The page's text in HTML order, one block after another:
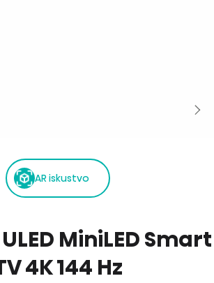
AR iskustvo
ULED MiniLED Smart
4K 144 Hz